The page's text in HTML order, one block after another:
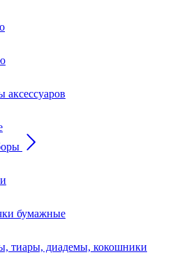
аксессуаров
бумажные
тиары, диадемы, кокошники